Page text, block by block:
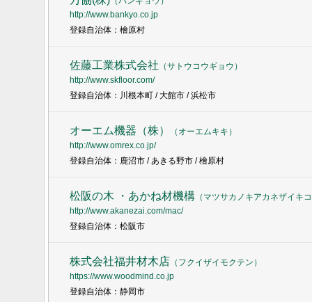
http://www.bankyo.co.jp
登録自治体：檜原村
佐藤工業株式会社 （サトウコウギョウ ）
http://www.skfloor.com/
登録自治体：川根本町 / 大館市 / 浜松市
オーエム機器（株） （ オーエムキキ ）
http://www.omrex.co.jp/
登録自治体：鹿沼市 / あきる野市 / 檜原村
松阪の木 ・あかね材機構（ マツサカノキアカネザイキ
http://www.akanezai.com/mac/
登録自治体：松阪市
株式会社福井材木店 （ フクイザイモクテン ）
https://www.woodmind.co.jp
登録自治体：静岡市